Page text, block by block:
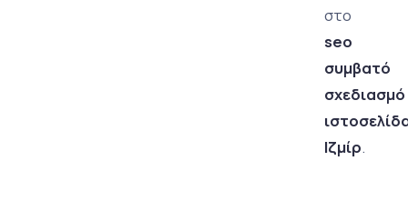
στο
seo
συμβατό
σχεδιασμό
Ιζμίρ.